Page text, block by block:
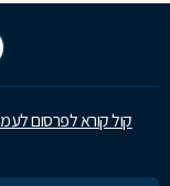
קול קורא לפרסום